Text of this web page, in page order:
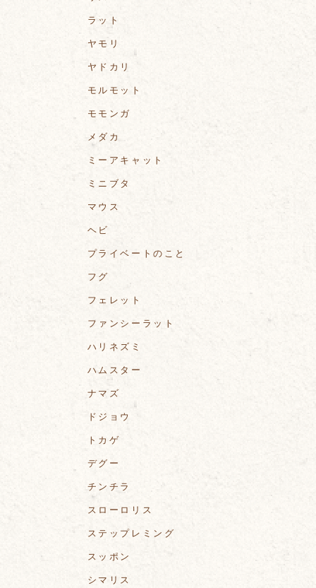
ラット
ヤモリ
ヤドカリ
モルモット
モモンガ
メダカ
ミーアキャット
ミニブタ
マウス
ヘビ
プライベートのこと
フグ
フェレット
ファンシーラット
ハリネズミ
ハムスター
ナマズ
ドジョウ
トカゲ
デグー
チンチラ
スローロリス
ステップレミング
スッポン
シマリス